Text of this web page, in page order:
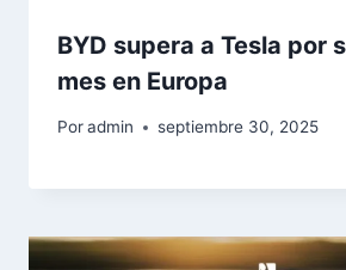
BYD supera a Tesla por
mes en Europa
Poradmin septiembre 30, 2025